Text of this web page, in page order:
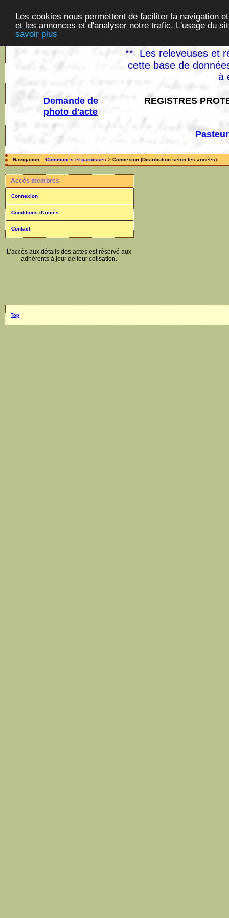
Les cookies nous permettent de faciliter la navigation
et les annonces et d'analyser notre trafic. L'usage du
savoir plus
** Les releveuses et
cette base de
à
Demande de
photo d'acte
REGISTRES
Navigation :: Communes et paroisses > Connexion (Distribution selon les années)
Accès membres
Connexion
Conditions d'accès
Contact
L’accès aux détails des actes est réservé aux
adhérents à jour de leur cotisation.
Top